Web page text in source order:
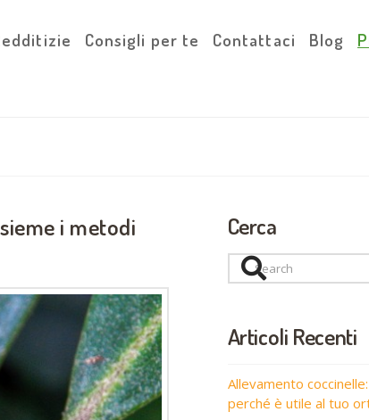
Consigli per te Contattaci Blog
i metodi
Cerca
Search
Articoli Recenti
Allevamento
perché è utile al tuo